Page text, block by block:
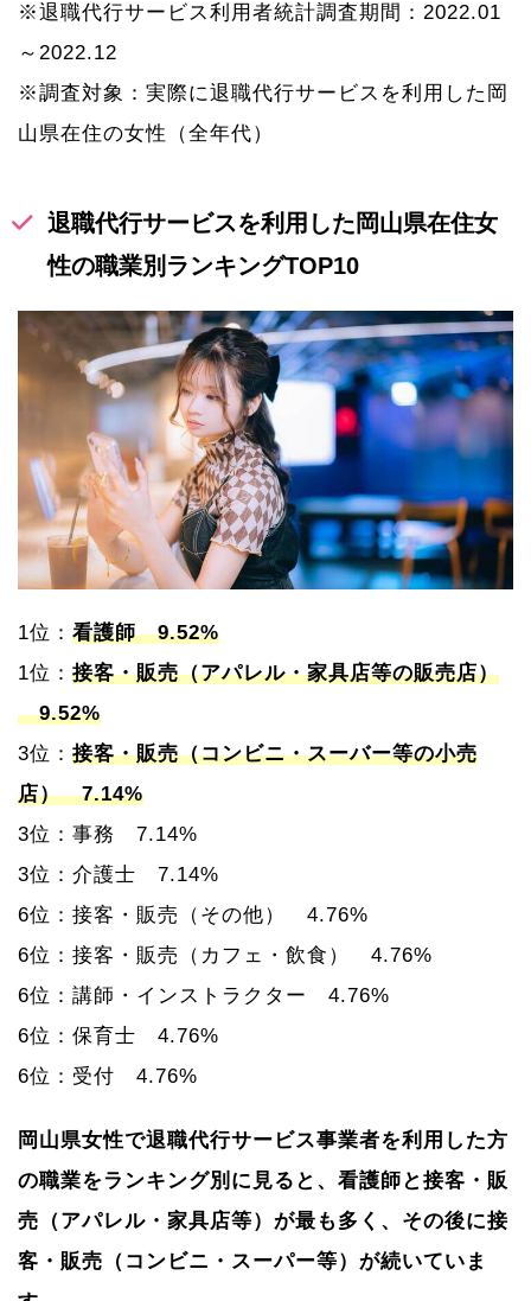
※退職代行サービス利用者統計調査期間：2022.01
～2022.12
※調査対象：実際に退職代行サービスを利用した岡
山県在住の女性（全年代）
退職代行サービスを利用した岡山県在住女
性の職業別ランキングTOP10
1位： 看護師 9.52%
1位： 接客・販売（アパレル・家具店等の販売店）
9.52%
3位： 接客・販売（コンビニ・スーバー等の小売
店） 7.14%
3位：事務 7.14%
3位：介護士 7.14%
6位：接客・販売（その他） 4.76%
6位：接客・販売（カフェ・飲食） 4.76%
6位：講師・インストラクター 4.76%
6位：保育士 4.76%
6位：受付 4.76%
岡山県女性で退職代行サービス事業者を利用した方
の職業をランキング別に見ると、看護師と接客・販
売（アパレル・家具店等）が最も多く、その後に接
客・販売（コンビニ・スーパー等）が続いていま